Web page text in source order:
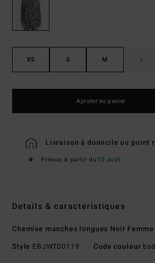
XS S M L
Ajouter au panier
Livraison à domicile ou point
Prévue à partir du10 août
Details & caractéristiques
Chemise manches longues Noir Femme
Style EBJWT00119 Code couleur bsd